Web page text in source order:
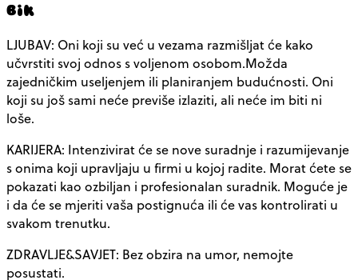
Bik
LJUBAV: Oni koji su već u vezama razmišljat će kako
učvrstiti svoj odnos s voljenom osobom.Možda
zajedničkim useljenjem ili planiranjem budućnosti. Oni
koji su još sami neće previše izlaziti, ali neće im biti ni
loše.
KARIJERA: Intenzivirat će se nove suradnje i razumijevanje
s onima koji upravljaju u firmi u kojoj radite. Morat ćete se
pokazati kao ozbiljan i profesionalan suradnik. Moguće je
i da će se mjeriti vaša postignuća ili će vas kontrolirati u
svakom trenutku.
ZDRAVLJE&SAVJET: Bez obzira na umor, nemojte
posustati.